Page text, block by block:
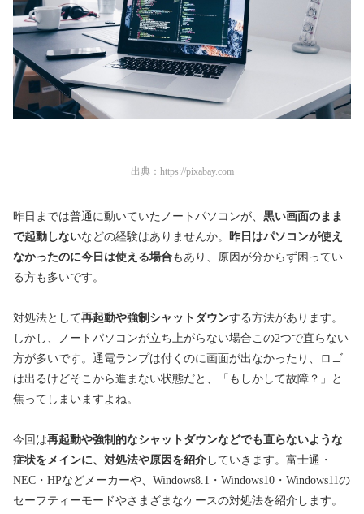
出典： https://pixabay.com
昨日までは普通に動いていたノートパソコンが、 黒い画面のまま
で起動しないなどの経験はありませんか。 昨日はパソコンが使え
なかったのに今日は使える場合もあり、原因が分からず困ってい
る方も多いです。
対処法として再起動や強制シャットダウンする方法があります。
しかし、ノートパソコンが立ち上がらない場合この2つで直らない
方が多いです。通電ランプは付くのに画面が出なかったり、ロゴ
は出るけどそこから進まない状態だと、「もしかして故障？」と
焦ってしまいますよね。
今回は再起動や強制的なシャットダウンなどでも直らないような
症状をメインに、対処法や原因を紹介 していきます。富士通・
NEC・HPなどメーカーや、Windows8.1・Windows10・Windows11の
セーフティーモードやさまざまなケースの対処法を紹介します。